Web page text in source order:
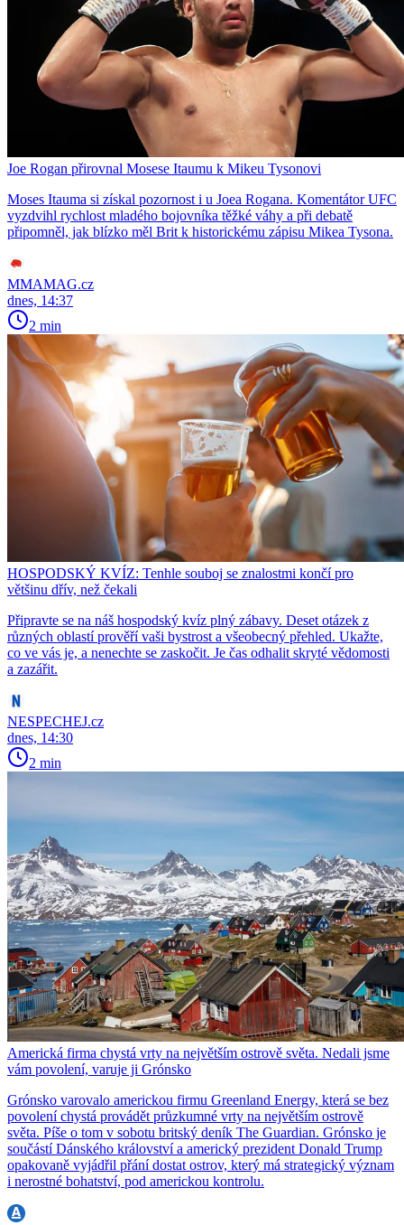
Joe Rogan přirovnal Mosese Itaumu k Mikeu Tysonovi
Moses Itauma si získal pozornost i u Joea Rogana. Komentátor UFC
vyzdvihl rychlost mladého bojovníka těžké váhy a při debatě
připomněl, jak blízko měl Brit k historickému zápisu Mikea Tysona.
MMAMAG.cz
dnes, 14:37
2 min
HOSPODSKÝ KVÍZ: Tenhle souboj se znalostmi končí pro
většinu dřív, než čekali
Připravte se na náš hospodský kvíz plný zábavy. Deset otázek z
různých oblastí prověří vaši bystrost a všeobecný přehled. Ukažte,
co ve vás je, a nenechte se zaskočit. Je čas odhalit skryté vědomosti
a zazářit.
NESPECHEJ.cz
dnes, 14:30
2 min
Americká firma chystá vrty na největším ostrově světa. Nedali jsme
vám povolení, varuje ji Grónsko
Grónsko varovalo americkou firmu Greenland Energy, která se bez
povolení chystá provádět průzkumné vrty na největším ostrově
světa. Píše o tom v sobotu britský deník The Guardian. Grónsko je
součástí Dánského království a americký prezident Donald Trump
opakovaně vyjádřil přání dostat ostrov, který má strategický význam
i nerostné bohatství, pod americkou kontrolu.